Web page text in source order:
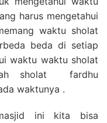
harus mengetahui
waktu sholat
beda di setiap
waktu waktu sholat
sholat fardhu
waktunya .
ini kita bisa